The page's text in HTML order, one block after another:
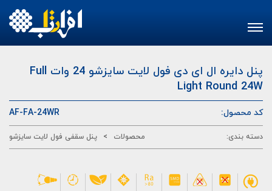
Toggle
پنل دایره ال ای دی فول لایت سایزشو 24 وات
Full
Light Round 24W
کد محصول: AF-FA-24WR
دسته بندی: پنل سقفی فول لایت سایزشو > محصولات